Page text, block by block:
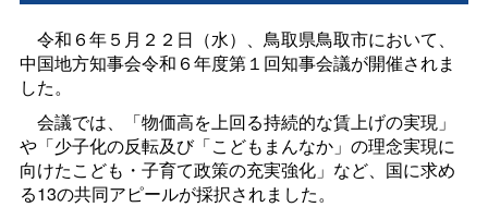
令和６年５月２２日（水）、鳥取県鳥取市において、
中国地方知事会令和６年度第１回知事会議が開催されま
した。
会議では、「物価高を上回る持続的な賃上げの実現」
や「少子化の反転及び「こどもまんなか」の理念実現に
向けたこども・子育て政策の充実強化」など、国に求め
る13の共同アピールが採択されました。